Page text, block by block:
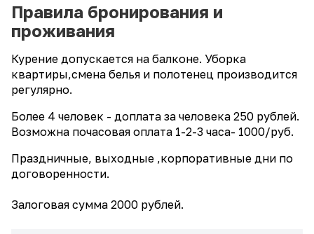
Правила бронирования и
проживания
Курение допускается на балконе. Уборка
квартиры,смена белья и полотенец производится
регулярно.
Более 4 человек - доплата за человека 250 рублей.
Возможна почасовая оплата 1-2-3 часа- 1000/руб.
Праздничные, выходные ,корпоративные дни по
договоренности.
Залоговая сумма 2000 рублей.